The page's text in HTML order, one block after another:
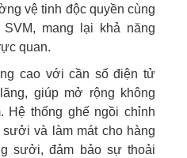
vệ tinh độc quyền cùng
mang lại khả năng
quan.
cao với cần số điện tử
giúp mở rộng không
Hệ thống ghế ngồi chỉnh
và làm mát cho hàng
sưởi, đảm bảo sự thoải